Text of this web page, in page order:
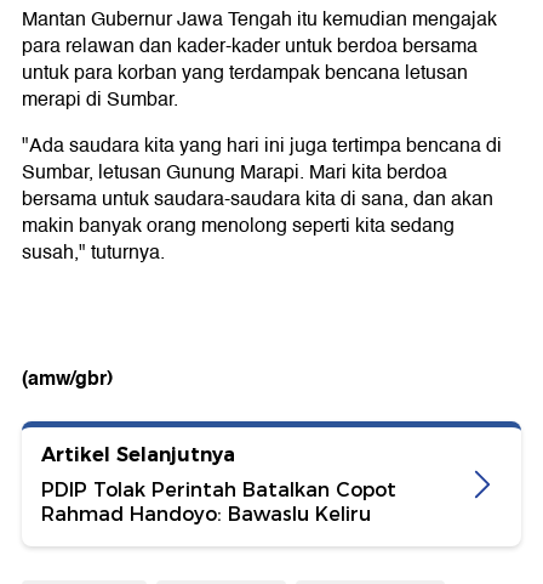
Mantan Gubernur Jawa Tengah itu kemudian mengajak
para relawan dan kader-kader untuk berdoa bersama
untuk para korban yang terdampak bencana letusan
merapi di Sumbar.
"Ada saudara kita yang hari ini juga tertimpa bencana di
Sumbar, letusan Gunung Marapi. Mari kita berdoa
bersama untuk saudara-saudara kita di sana, dan akan
makin banyak orang menolong seperti kita sedang
susah," tuturnya.
(amw/gbr)
Artikel Selanjutnya
PDIP Tolak Perintah Batalkan Copot
Rahmad Handoyo: Bawaslu Keliru